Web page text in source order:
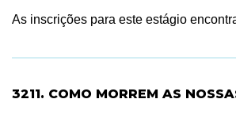
As inscrições para este estágio
3211. COMO MORREM AS